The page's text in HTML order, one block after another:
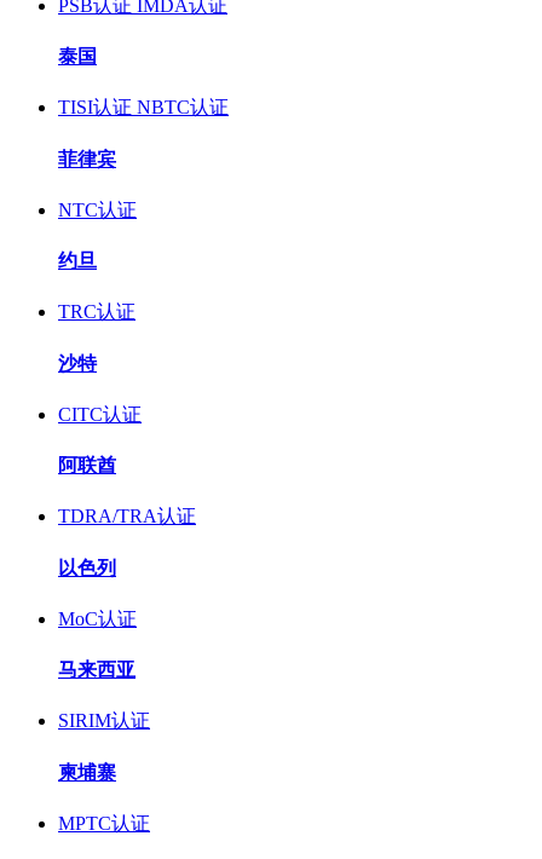
PSB认证 IMDA认证
泰国
TISI认证 NBTC认证
菲律宾
NTC认证
约旦
TRC认证
沙特
CITC认证
阿联酋
TDRA/TRA认证
以色列
MoC认证
马来西亚
SIRIM认证
柬埔寨
MPTC认证